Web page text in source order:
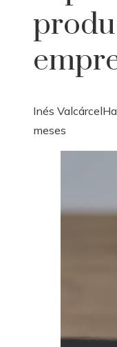
Inés Valcárcel
meses